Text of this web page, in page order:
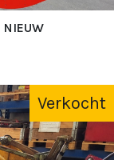
NIEUW
Verkocht